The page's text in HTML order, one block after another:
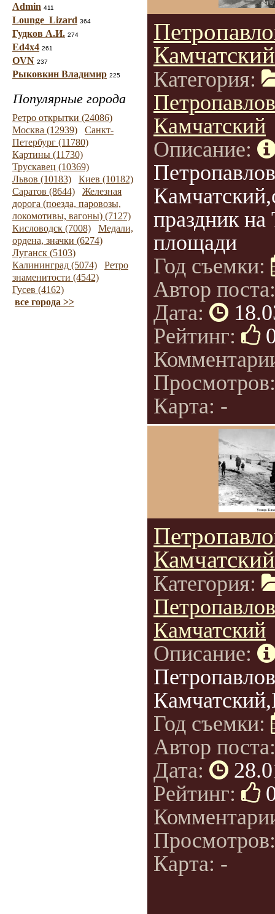
Admin 411
Lounge_Lizard 364
Гудков А.И. 274
Ed4x4 261
OVN 237
Рыковкин Владимир 225
Популярные города
Ретро открытки (24086)
Москва (12939)
Санкт-
Петербург (11780)
Картины (11730)
Трускавец (10369)
Львов (10183)
Киев (10182)
Саратов (8644)
Железная
дорога (поезда, паровозы,
локомотивы, вагоны) (7127)
Кисловодск (7008)
Медали,
ордена, значки (6274)
Луганск (5103)
Калининград (5074)
Ретро
знаменитости (4542)
Гусев (4162)
все города >>
Камчатский
Категория:
Камчатский
Описание:
праздник на
площади
Год съемки:
Автор
Дата:
Рейтинг:
Карта: -
Камчатский
Категория:
Камчатский
Описание:
Год съемки:
Автор
Дата:
Рейтинг:
Карта: -